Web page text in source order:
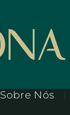
Sobre Nós